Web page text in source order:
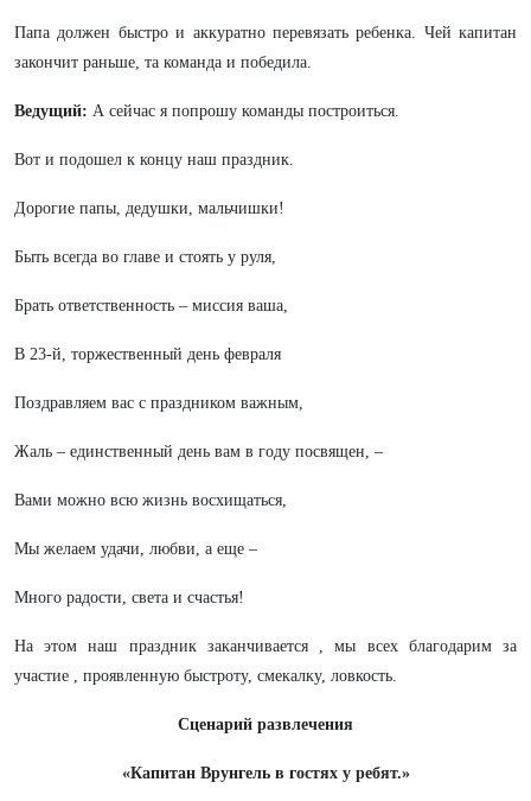
Папа должен быстро и аккуратно перевязать ребенка. Чей капитан
закончит раньше, та команда и победила.
Ведущий: А сейчас я попрошу команды построиться.
Вот и подошел к концу наш праздник.
Дорогие папы, дедушки, мальчишки!
Быть всегда во главе и стоять у руля,
Брать ответственность – миссия ваша,
В 23-й, торжественный день февраля
Поздравляем вас с праздником важным,
Жаль – единственный день вам в году посвящен, –
Вами можно всю жизнь восхищаться,
Мы желаем удачи, любви, а еще –
Много радости, света и счастья!
На этом наш праздник заканчивается , мы всех благодарим за
участие , проявленную быстроту, смекалку, ловкость.
Сценарий развлечения
«Капитан Врунгель в гостях у ребят.»